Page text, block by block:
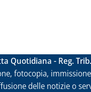
Quotidiana - Reg.
fotocopia,
delle notizie o